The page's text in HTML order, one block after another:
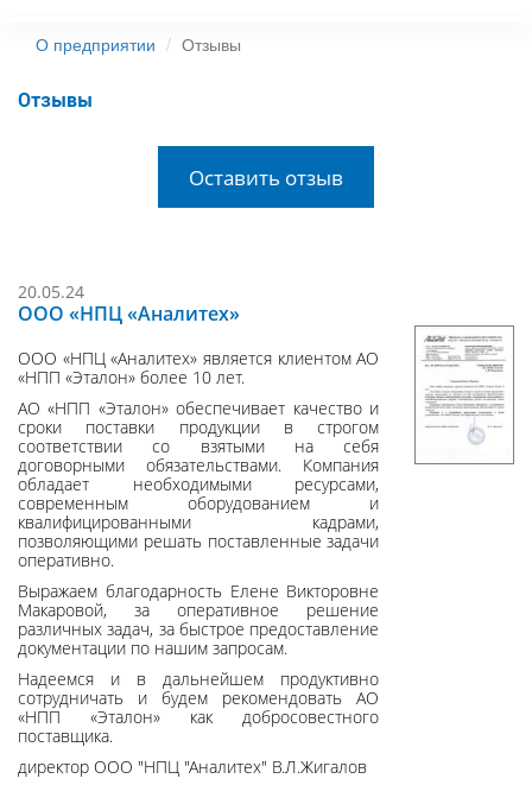
О предприятии Отзывы
Отзывы
Оставить отзыв
20.05.24
ООО «НПЦ «Аналитех»
ООО «НПЦ «Аналитех» является клиентом АО
«НПП «Эталон» более 10 лет.
АО «НПП «Эталон» обеспечивает качество и
сроки поставки продукции в строгом
соответствии со взятыми на себя
договорными обязательствами. Компания
обладает необходимыми ресурсами,
современным оборудованием и
квалифицированными кадрами,
позволяющими решать поставленные задачи
оперативно.
Выражаем благодарность Елене Викторовне
Макаровой, за оперативное решение
различных задач, за быстрое предоставление
документации по нашим запросам.
Надеемся и в дальнейшем продуктивно
сотрудничать и будем рекомендовать АО
«НПП «Эталон» как добросовестного
поставщика.
директор ООО "НПЦ "Аналитех" В.Л.Жигалов